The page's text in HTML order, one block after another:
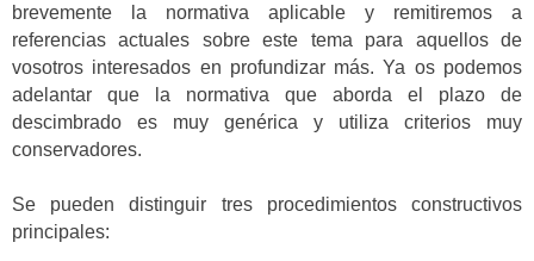
brevemente la normativa aplicable y remitiremos a
referencias actuales sobre este tema para aquellos de
vosotros interesados en profundizar más. Ya os podemos
adelantar que la normativa que aborda el plazo de
descimbrado es muy genérica y utiliza criterios muy
conservadores.
Se pueden distinguir tres procedimientos constructivos
principales: